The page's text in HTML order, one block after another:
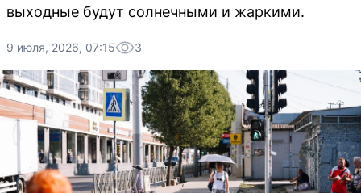
выходные будут солнечными и жаркими.
9 июля, 2026, 07:15 3